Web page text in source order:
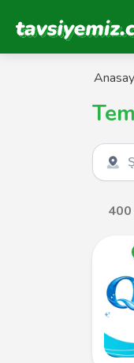
Tavsiyemiz Anasayfa
Şehir